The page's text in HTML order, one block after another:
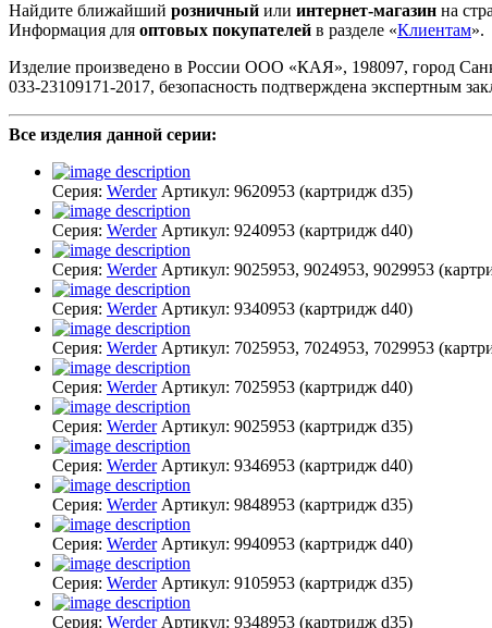
Найдите ближайший розничный или интернет-магазин на
Информация для оптовых покупателей в разделе «Клиентам».
Изделие произведено в России ООО «КАЯ», 198097, город
033-23109171-2017, безопасность подтверждена экспертным
Все изделия данной серии:
Серия: Werder Артикул: 9620953 (картридж d35)
Серия: Werder Артикул: 9240953 (картридж d40)
Серия: Werder Артикул: 9025953, 9024953, 9029953
Серия: Werder Артикул: 9340953 (картридж d40)
Серия: Werder Артикул: 7025953, 7024953, 7029953
Серия: Werder Артикул: 7025953 (картридж d40)
Серия: Werder Артикул: 9025953 (картридж d35)
Серия: Werder Артикул: 9346953 (картридж d40)
Серия: Werder Артикул: 9848953 (картридж d35)
Серия: Werder Артикул: 9940953 (картридж d40)
Серия: Werder Артикул: 9105953 (картридж d35)
Серия: Werder Артикул: 9348953 (картридж d35)